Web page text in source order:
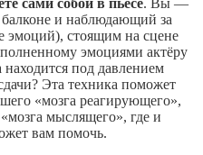
сами собой в пьесе. Вы —
и наблюдающий за
эмоций), стоящим на сцене
эмоциями актёру
под давлением
Эта техника поможет
«мозга реагирующего»,
мыслящего», где и
вам помочь.